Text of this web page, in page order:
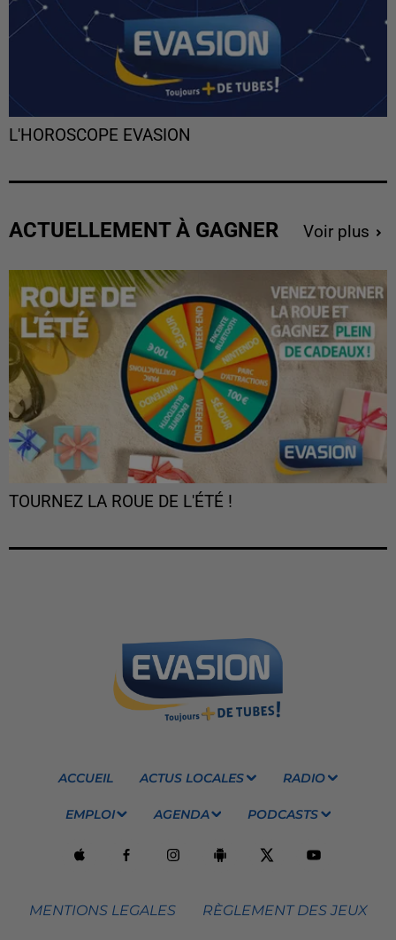
L'HOROSCOPE EVASION
ACTUELLEMENT À GAGNER Voir plus
TOURNEZ LA ROUE DE L'ÉTÉ !
ACCUEIL ACTUS LOCALES RADIO
EMPLOI AGENDA PODCASTS
MENTIONS LEGALES RÈGLEMENT DES JEUX